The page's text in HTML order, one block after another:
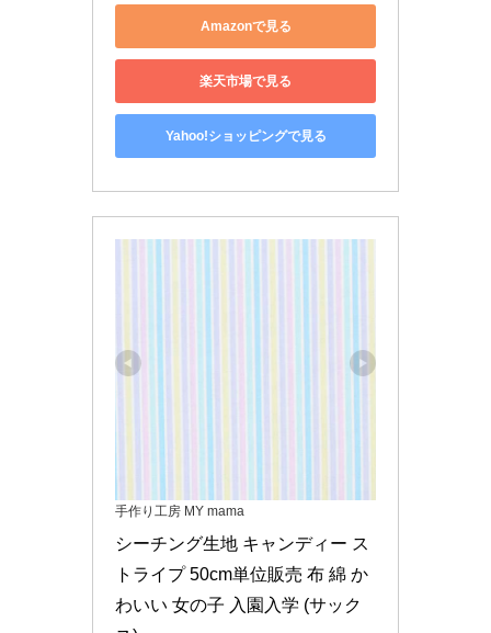
Amazonで見る
楽天市場で見る
Yahoo!ショッピングで見る
手作り工房 MY mama
シーチング生地 キャンディー ス
トライプ 50cm単位販売 布 綿 か
わいい 女の子 入園入学 (サック